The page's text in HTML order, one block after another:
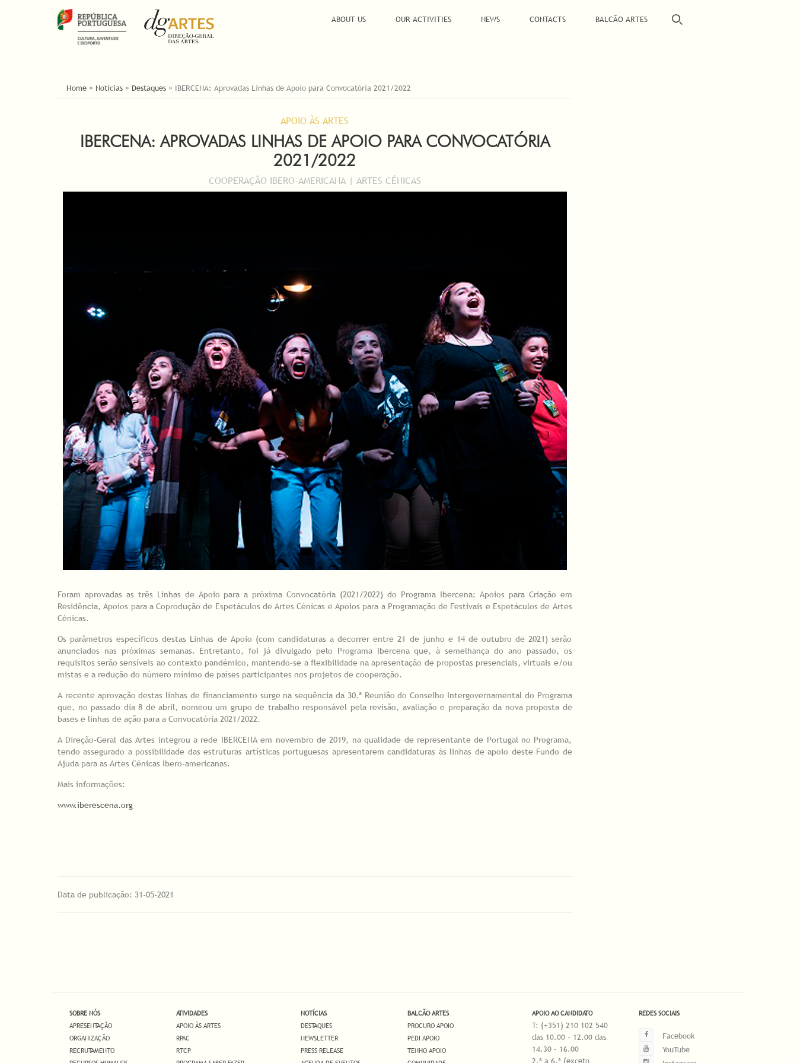
ABOUT US OUR ACTIVITIES NEWS CONTACTS BALCÃO ARTES
YOU ARE HERE
Home » Notícias » Destaques » IBERCENA: Aprovadas Linhas de Apoio para Convocatória 2021/2022
APOIO ÀS ARTES
IBERCENA: APROVADAS LINHAS DE APOIO PARA CONVOCATÓRIA
2021/2022
COOPERAÇÃO IBERO-AMERICANA | ARTES CÉNICAS
Foram aprovadas as três Linhas de Apoio para a próxima Convocatória (2021/2022) do Programa Ibercena: Apoios para Criação em
Residência, Apoios para a Coprodução de Espetáculos de Artes Cénicas e Apoios para a Programação de Festivais e Espetáculos de Artes
Cénicas.
Os parâmetros específicos destas Linhas de Apoio (com candidaturas a decorrer entre 21 de junho e 14 de outubro de 2021) serão
anunciados nas próximas semanas. Entretanto, foi já divulgado pelo Programa Ibercena que, à semelhança do ano passado, os
requisitos serão sensíveis ao contexto pandémico, mantendo-se a flexibilidade na apresentação de propostas presenciais, virtuais e/ou
mistas e a redução do número mínimo de países participantes nos projetos de cooperação.
A recente aprovação destas linhas de financiamento surge na sequência da 30.ª Reunião do Conselho Intergovernamental do Programa
que, no passado dia 8 de abril, nomeou um grupo de trabalho responsável pela revisão, avaliação e preparação da nova proposta de
bases e linhas de ação para a Convocatória 2021/2022.
A Direção-Geral das Artes integrou a rede IBERCENA em novembro de 2019, na qualidade de representante de Portugal no Programa,
tendo assegurado a possibilidade das estruturas artísticas portuguesas apresentarem candidaturas às linhas de apoio deste Fundo de
Ajuda para as Artes Cénicas Ibero-americanas.
Mais informações:
www.iberescena.org
Data de publicação: 31-05-2021
SOBRE NÓS
APRESENTAÇÃO
ORGANIZAÇÃO
RECRUTAMENTO
ATIVIDADES
APOIO ÀS ARTES
RPAC
RTCP
NOTÍCIAS
DESTAQUES
NEWSLETTER
PRESS RELEASE
BALCÃO ARTES
PROCURO APOIO
PEDI APOIO
TENHO APOIO
APOIO AO CANDIDATO
T: (+351) 210 102 540
das 10.00 - 12.00 das
14.30 - 16.00
2.ª a 6.ª (exceto
REDES SOCIAIS
Facebook
YouTube